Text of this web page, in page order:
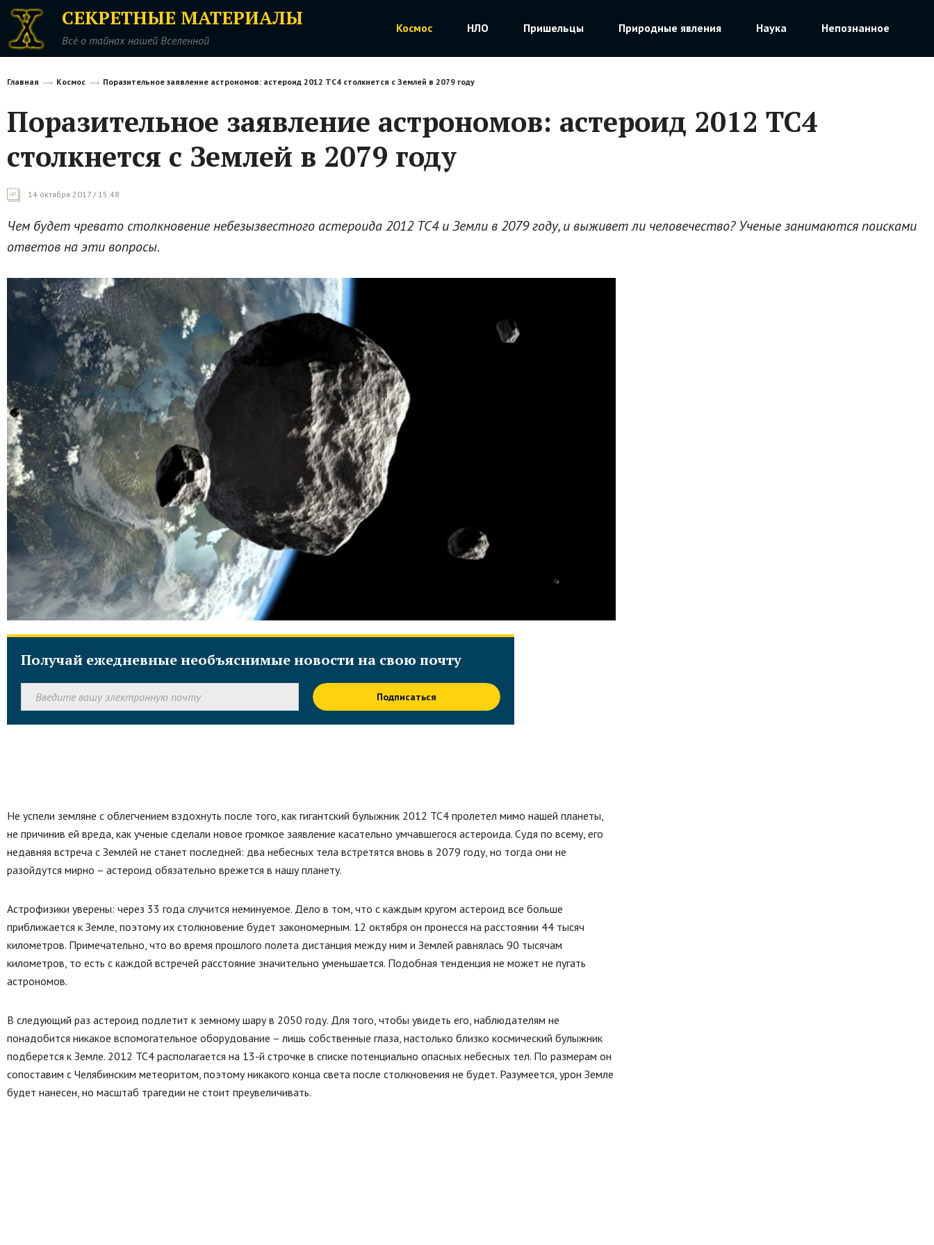
СЕКРЕТНЫЕ МАТЕРИАЛЫ
Всё о тайнах нашей Вселенной
Космос НЛО Пришельцы Природные явления Наука Непознанное
Главная Космос Поразительное заявление астрономов: астероид 2012 ТС4 столкнется с Землей в 2079 году
Поразительное заявление астрономов: астероид 2012 ТС4
столкнется с Землей в 2079 году
14 октября 2017 / 15:48
Чем будет чревато столкновение небезызвестного астероида 2012 ТС4 и Земли в 2079 году, и выживет ли человечество? Ученые занимаются поисками
ответов на эти вопросы.
Получай ежедневные необъяснимые новости на свою почту
Подписаться
Не успели земляне с облегчением вздохнуть после того, как гигантский булыжник 2012 ТС4 пролетел мимо нашей планеты,
не причинив ей вреда, как ученые сделали новое громкое заявление касательно умчавшегося астероида. Судя по всему, его
недавняя встреча с Землей не станет последней: два небесных тела встретятся вновь в 2079 году, но тогда они не
разойдутся мирно – астероид обязательно врежется в нашу планету.
Астрофизики уверены: через 33 года случится неминуемое. Дело в том, что с каждым кругом астероид все больше
приближается к Земле, поэтому их столкновение будет закономерным. 12 октября он пронесся на расстоянии 44 тысяч
километров. Примечательно, что во время прошлого полета дистанция между ним и Землей равнялась 90 тысячам
километров, то есть с каждой встречей расстояние значительно уменьшается. Подобная тенденция не может не пугать
астрономов.
В следующий раз астероид подлетит к земному шару в 2050 году. Для того, чтобы увидеть его, наблюдателям не
понадобится никакое вспомогательное оборудование – лишь собственные глаза, настолько близко космический булыжник
подберется к Земле. 2012 ТС4 располагается на 13-й строчке в списке потенциально опасных небесных тел. По размерам он
сопоставим с Челябинским метеоритом, поэтому никакого конца света после столкновения не будет. Разумеется, урон Земле
будет нанесен, но масштаб трагедии не стоит преувеличивать.